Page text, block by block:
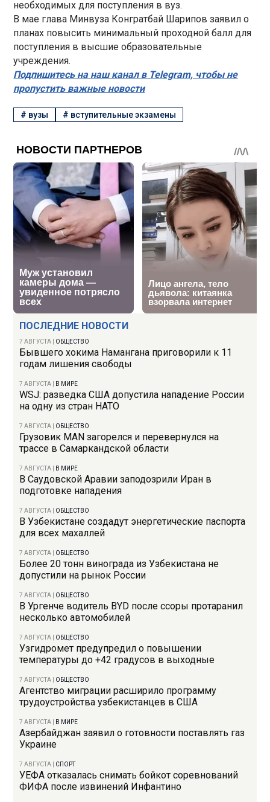
ПОСЛЕДНИЕ НОВОСТИ
7 АВГУСТА ОБЩЕСТВО
Бывшего хокима Намангана приговорили к 11
годам лишения свободы
7 АВГУСТА В МИРЕ
WSJ: разведка США допустила нападение России
на одну из стран НАТО
7 АВГУСТА ОБЩЕСТВО
Грузовик MAN загорелся и перевернулся на
трассе в Самаркандской области
7 АВГУСТА В МИРЕ
В Саудовской Аравии заподозрили Иран в
подготовке нападения
7 АВГУСТА ОБЩЕСТВО
В Узбекистане создадут энергетические паспорта
для всех махаллей
7 АВГУСТА ОБЩЕСТВО
Более 20 тонн винограда из Узбекистана не
допустили на рынок России
7 АВГУСТА ОБЩЕСТВО
В Ургенче водитель BYD после ссоры протаранил
несколько автомобилей
7 АВГУСТА ОБЩЕСТВО
Узгидромет предупредил о повышении
температуры до +42 градусов в выходные
7 АВГУСТА ОБЩЕСТВО
Агентство миграции расширило программу
трудоустройства узбекистанцев в США
7 АВГУСТА В МИРЕ
Азербайджан заявил о готовности поставлять газ
Украине
7 АВГУСТА СПОРТ
УЕФА отказалась снимать бойкот соревнований
ФИФА после извинений Инфантино
необходимых для поступления в вуз.
В мае глава Минвуза Конгратбай Шарипов заявил о
планах повысить минимальный проходной балл для
поступления в высшие образовательные
учреждения.
Подпишитесь на наш канал в Telegram, чтобы не
пропустить важные новости
# вузы # вступительные экзамены